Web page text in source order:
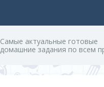
Cамые актуальные готовые
домашние задания по всем